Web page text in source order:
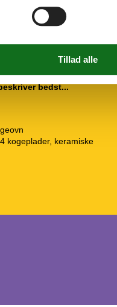
bedst...
4 kogeplader, keramiske